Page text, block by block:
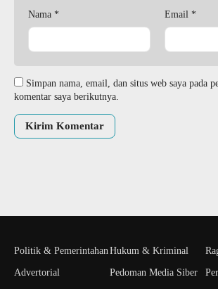
Nama * Email *
Simpan nama, email, dan situs web saya pada
komentar saya berikutnya.
Politik & Pemerintahan
Advertorial
Hukum & Kriminal
Pedoman Media Siber